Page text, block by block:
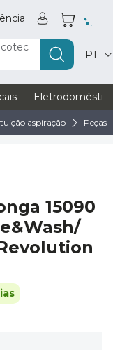
PT
aspiração Peças
15090